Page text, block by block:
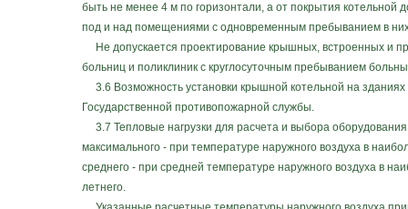
быть не менее 4 м по горизонтали, а от покрытия котельной
под и над помещениями с одновременным пребыванием в
Не допускается проектирование крышных, встроенных и
больниц и поликлиник с круглосуточным пребыванием
3.6 Возможность установки крышной котельной на
Государственной противопожарной службы.
3.7 Тепловые нагрузки для расчета и выбора
максимального - при температуре наружного воздуха в
среднего - при средней температуре наружного воздуха в
летнего.